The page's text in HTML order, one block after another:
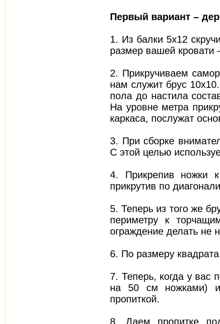
Первый вариант –
1. Из балки 5х12
размер вашей кровати
2. Прикручиваем
нам служит брус
пола до настила
На уровне метра
каркаса, послужат
3. При сборке
С этой целью
4. Прикрепив ножки к
прикрутив по
5. Теперь из того же
периметру к
ограждение делать не
6. По размеру
7. Теперь, когда у вас
на 50 см ножками)
пропиткой.
8. Даем пропитке